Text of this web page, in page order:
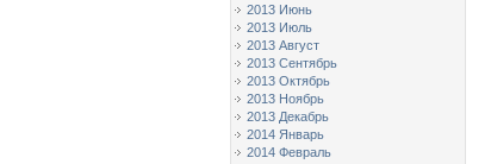
2013 Июнь
2013 Июль
2013 Август
2013 Сентябрь
2013 Октябрь
2013 Ноябрь
2013 Декабрь
2014 Январь
2014 Февраль